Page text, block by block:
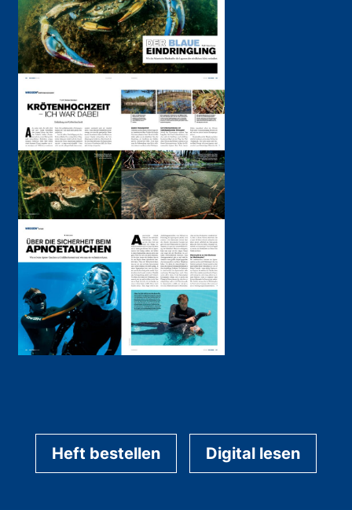
Heft bestellen Digital lesen